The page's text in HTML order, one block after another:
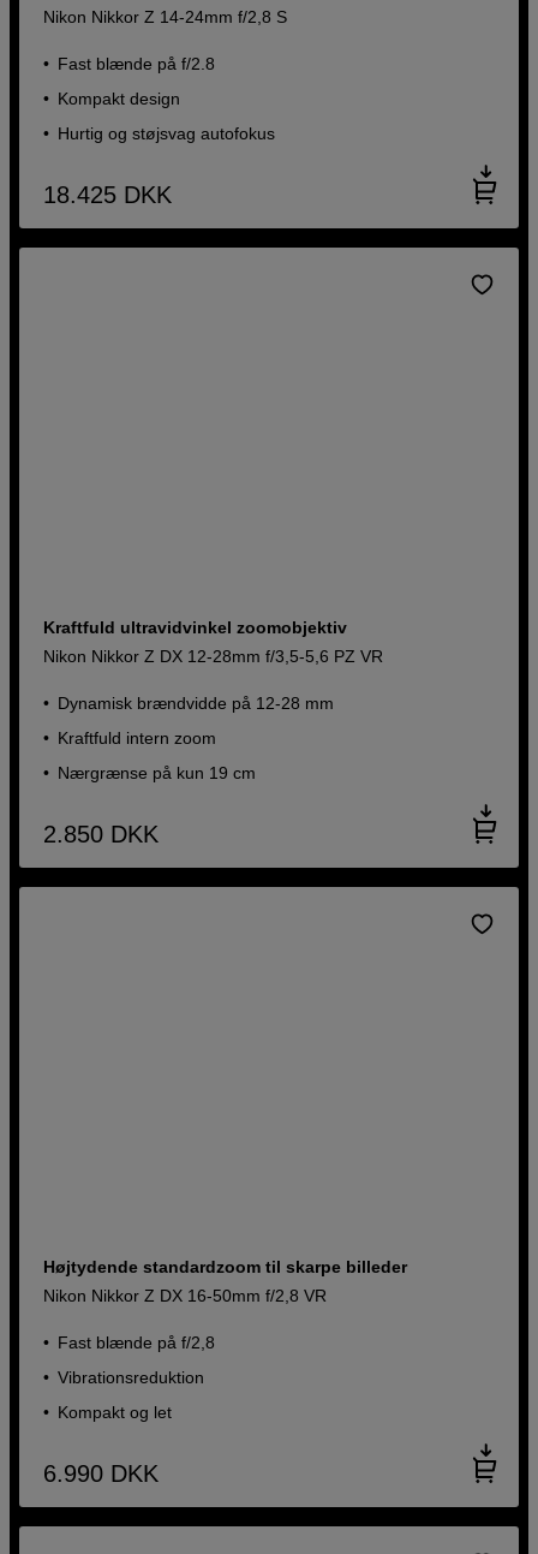
Nikon Nikkor Z 14-24mm f/2,8 S
Fast blænde på f/2.8
Kompakt design
Hurtig og støjsvag autofokus
18.425 DKK
Kraftfuld ultravidvinkel zoomobjektiv
Nikon Nikkor Z DX 12-28mm f/3,5-5,6 PZ VR
Dynamisk brændvidde på 12-28 mm
Kraftfuld intern zoom
Nærgrænse på kun 19 cm
2.850 DKK
Højtydende standardzoom til skarpe billeder
Nikon Nikkor Z DX 16-50mm f/2,8 VR
Fast blænde på f/2,8
Vibrationsreduktion
Kompakt og let
6.990 DKK